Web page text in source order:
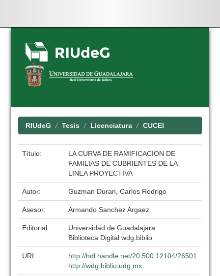
Skip
navigation
RIUdeG Tesis Licenciatura CUCEI
Título:
LA CURVA DE RAMIFICACION DE
FAMILIAS DE CUBRIENTES DE LA
LINEA PROYECTIVA
Autor: Guzman Duran, Carlos Rodrigo
Asesor: Armando Sanchez Argaez
Editorial:
Universidad de Guadalajara
Biblioteca Digital wdg.biblio
URI:
http://hdl.handle.net/20.500.12104/26501
http://wdg.biblio.udg.mx